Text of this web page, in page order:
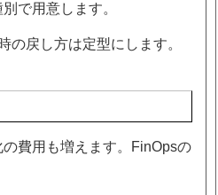
で用意します。
戻し方は定型にします。
費用も増えます。FinOpsの